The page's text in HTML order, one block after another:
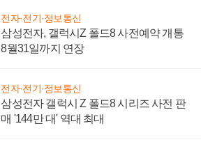
전자·전기·정보통신
삼성전자, 갤럭시Z 폴드8 사전예약 개통
8월31일까지 연장
전자·전기·정보통신
삼성전자 갤럭시 Z 폴드8 시리즈 사전 판
매 '144만 대' 역대 최대